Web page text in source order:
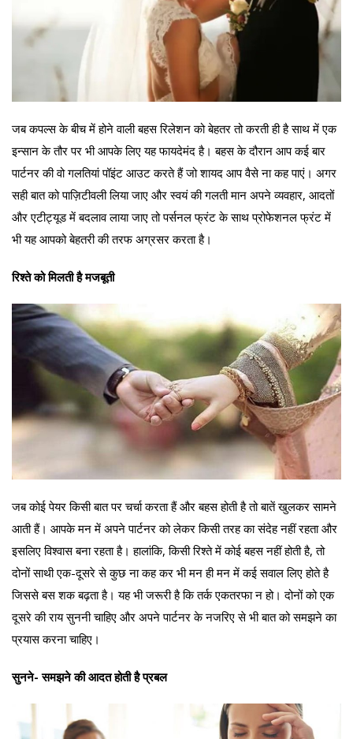
जब कपल्स के बीच में होने वाली बहस रिलेशन को बेहतर तो करती ही है साथ में एक
इन्सान के तौर पर भी आपके लिए यह फायदेमंद है। बहस के दौरान आप कई बार
पार्टनर की वो गलतियां पॉइंट आउट करते हैं जो शायद आप वैसे ना कह पाएं। अगर
सही बात को पाज़िटीवली लिया जाए और स्वयं की गलती मान अपने व्यवहार, आदतों
और एटीट्यूड में बदलाव लाया जाए तो पर्सनल फ्रंट के साथ प्रोफेशनल फ्रंट में
भी यह आपको बेहतरी की तरफ अग्रसर करता है।
रिश्ते को मिलती है मजबूती
जब कोई पेयर किसी बात पर चर्चा करता हैं और बहस होती है तो बातें खुलकर सामने
आती हैं। आपके मन में अपने पार्टनर को लेकर किसी तरह का संदेह नहीं रहता और
इसलिए विश्वास बना रहता है। हालांकि, किसी रिश्ते में कोई बहस नहीं होती है, तो
दोनों साथी एक-दूसरे से कुछ ना कह कर भी मन ही मन में कई सवाल लिए होते है
जिससे बस शक बढ़ता है। यह भी जरूरी है कि तर्क एकतरफा न हो। दोनों को एक
दूसरे की राय सुननी चाहिए और अपने पार्टनर के नजरिए से भी बात को समझने का
प्रयास करना चाहिए।
सुनने- समझने की आदत होती है प्रबल